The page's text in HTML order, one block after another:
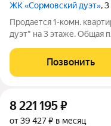
ЖК «Сормовский дуэт»,
Продается 1-комн.
дуэт" на 3 этаже. Общая
выходят на одну
санузел. Высота
Позвонить
8 221 195₽
от 39 427 ₽ в месяц